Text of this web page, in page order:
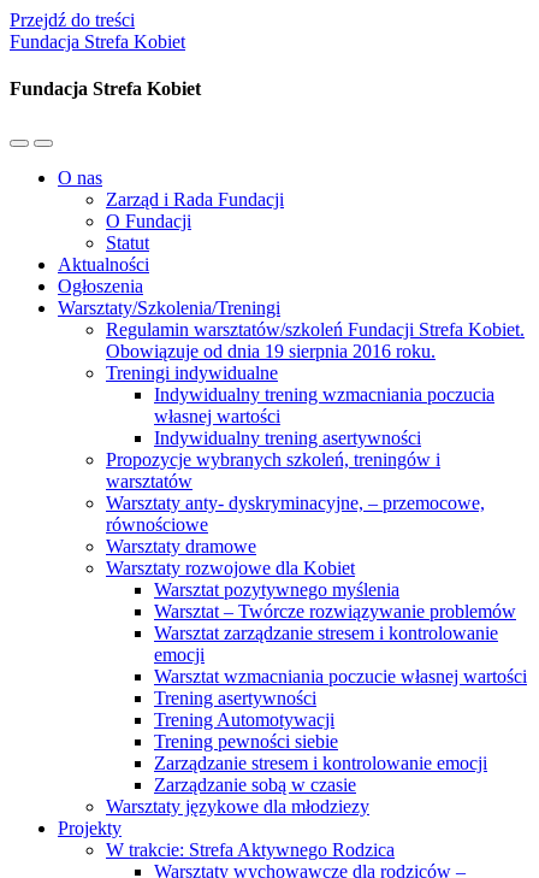
Przejdź do treści
Fundacja Strefa Kobiet
Fundacja Strefa Kobiet
Przełącz
mobilne
Przełącz
pole
wyszukiwania
O nas
Zarząd i Rada Fundacji
O Fundacji
Statut
Aktualności
Ogłoszenia
Warsztaty/Szkolenia/Treningi
Regulamin warsztatów/szkoleń Fundacji Strefa Kobiet.
Obowiązuje od dnia 19 sierpnia 2016 roku.
Treningi indywidualne
Indywidualny trening wzmacniania poczucia
własnej wartości
Indywidualny trening asertywności
Propozycje wybranych szkoleń, treningów i
warsztatów
Warsztaty anty- dyskryminacyjne, – przemocowe,
równościowe
Warsztaty dramowe
Warsztaty rozwojowe dla Kobiet
Warsztat pozytywnego myślenia
Warsztat – Twórcze rozwiązywanie problemów
Warsztat zarządzanie stresem i kontrolowanie
emocji
Warsztat wzmacniania poczucie własnej wartości
Trening asertywności
Trening Automotywacji
Trening pewności siebie
Zarządzanie stresem i kontrolowanie emocji
Zarządzanie sobą w czasie
Warsztaty językowe dla młodziezy
Projekty
W trakcie: Strefa Aktywnego Rodzica
Warsztaty wychowawcze dla rodziców –